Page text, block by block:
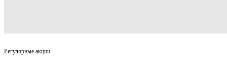
Регулярные акции